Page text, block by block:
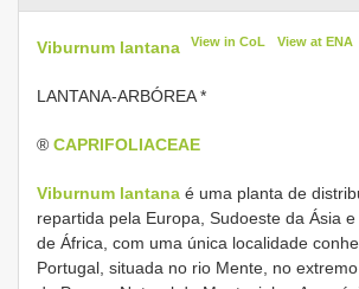
Viburnum lantana View in CoL View at ENA
LANTANA-ARBÓREA *
® CAPRIFOLIACEAE
Viburnum lantana é uma planta de
repartida pela Europa, Sudoeste da Ásia
de África, com uma única localidade
Portugal, situada no rio Mente, no